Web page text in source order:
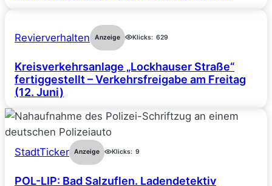
Revierverhalten Anzeige Klicks: 629
Kreisverkehrsanlage „Lockhauser Straße“
fertiggestellt – Verkehrsfreigabe am Freitag
(12. Juni)
StadtTicker Anzeige Klicks: 9
POL-LIP: Bad Salzuflen. Ladendetektiv